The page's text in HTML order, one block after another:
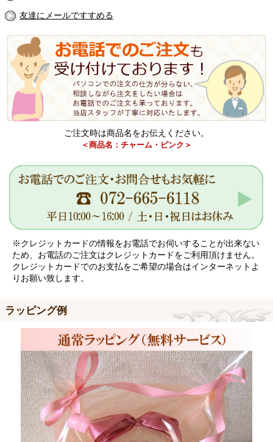
友達にメールですすめる
ご注文時は商品名をお伝えください。
＜商品名：チャーム・ピンク＞
※クレジットカードの情報をお電話でお伺いすることが出来ない
ため、お電話のご注文はクレジットカードをご利用頂けません。
クレジットカードでのお支払をご希望の場合はインターネットよ
りお願い致します。
ラッピング例